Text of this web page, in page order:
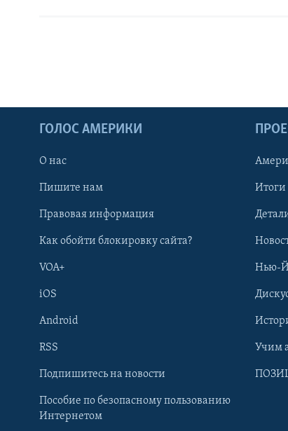
Learning English
ГОЛОС АМЕРИКИ
О нас
Пишите нам
Правовая информация
Как обойти блокировку сайта?
VOA+
iOS
Android
RSS
Подпишитесь на новости
Пособие по безопасному пользованию
Интернетом
Итоги
Нью-
Учим